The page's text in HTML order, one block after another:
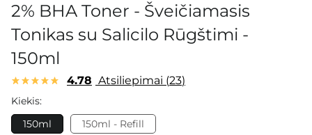
2% BHA Toner - Šveičiamasis
Tonikas su Salicilo Rūgštimi -
150ml
4.78 Atsiliepimai 23
Kiekis:
150ml
150ml - Refill